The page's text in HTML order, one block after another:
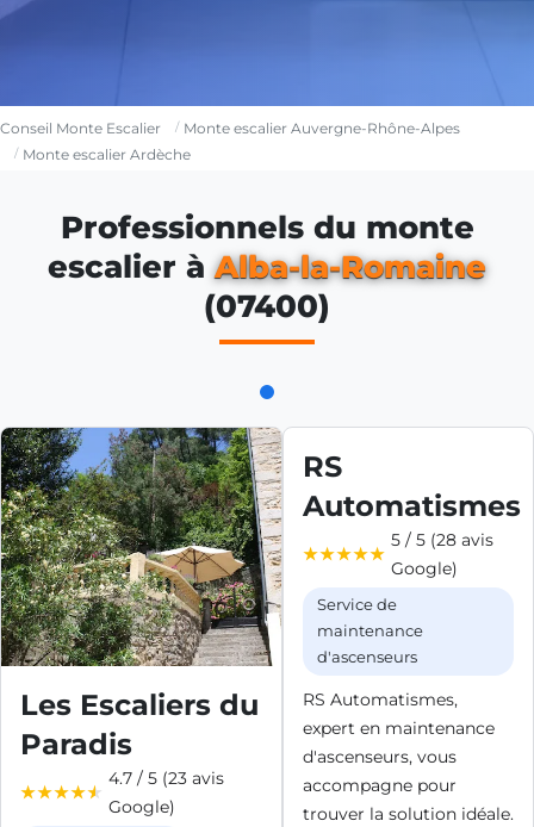
Conseil Monte Escalier
Monte escalier Auvergne-Rhône-Alpes
Monte escalier Ardèche
Professionnels du monte
escalier àAlba-la-Romaine
(07400)
Les Escaliers du
Paradis
4.7 / 5 (23 avis
Google)
RS
Automatismes
5 / 5 (28 avis
Google)
Service de
maintenance
d'ascenseurs
RS Automatismes,
expert en maintenance
d'ascenseurs, vous
accompagne pour
trouver la solution idéale.